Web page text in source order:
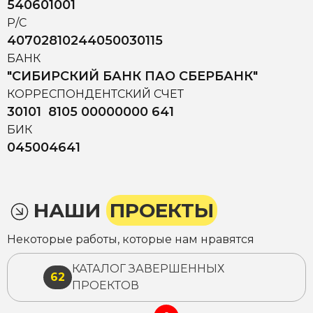
540601001
Р/С
40702810244050030115
БАНК
"СИБИРСКИЙ БАНК ПАО СБЕРБАНК"
КОРРЕСПОНДЕНТСКИЙ СЧЕТ
30101 8105 00000000 641
БИК
045004641
НАШИ ПРОЕКТЫ
Некоторые работы, которые нам нравятся
62
КАТАЛОГ ЗАВЕРШЕННЫХ
ПРОЕКТОВ